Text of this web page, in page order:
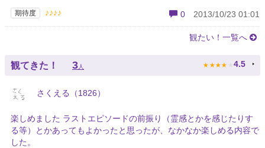
期待度 ♪♪♪♪ 0 2013/10/23 01:01
観たい！一覧へ
観てきた！ 3 人 ★ ★ ★ ★ ★ 4.5
さくえる（1826）
楽しめました ラストエピソードの前振り（霊感とかを感じたりす
る等）とかあってもよかったと思ったが、なかなか楽しめる内容で
した。